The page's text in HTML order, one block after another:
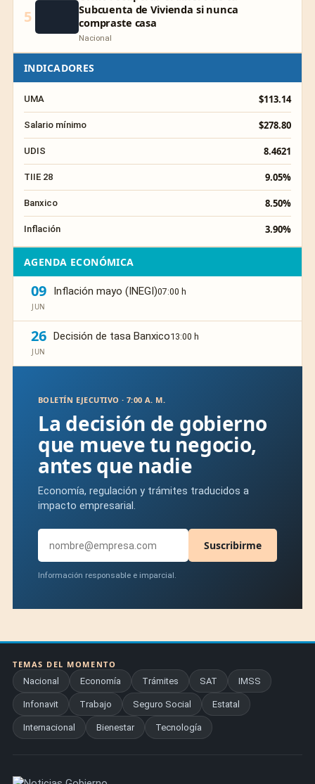
5
Subcuenta de Vivienda si nunca
compraste casa
Nacional
INDICADORES
UMA $113.14
Salario mínimo $278.80
UDIS 8.4621
TIIE 28 9.05%
Banxico 8.50%
Inflación 3.90%
AGENDA ECONÓMICA
09
JUN
Inflación mayo (INEGI)07:00 h
26
JUN
Decisión de tasa Banxico13:00 h
BOLETÍN EJECUTIVO · 7:00 A. M.
La decisión de gobierno
que mueve tu negocio,
antes que nadie
Economía, regulación y trámites traducidos a
impacto empresarial.
Suscribirme
Información responsable e imparcial.
TEMAS DEL MOMENTO
Nacional
Economía Trámites SAT IMSS
Infonavit Trabajo Seguro Social Estatal
Internacional Bienestar Tecnología